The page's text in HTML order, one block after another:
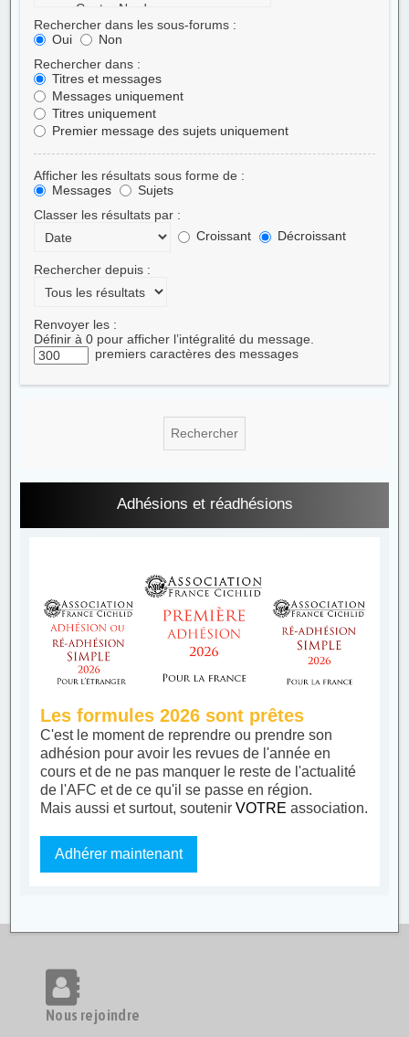
Rechercher dans les sous-forums :
Oui
Non
Rechercher dans :
Titres et messages
Messages uniquement
Titres uniquement
Premier message des sujets uniquement
Afficher les résultats sous forme de :
Messages
Sujets
Classer les résultats par :
Croissant
Décroissant
Rechercher depuis :
Renvoyer les :
Définir à 0 pour afficher l’intégralité du message.
premiers caractères des messages
Adhésions et réadhésions
Les formules 2026 sont prêtes
C'est le moment de reprendre ou prendre son
adhésion pour avoir les revues de l'année en
cours et de ne pas manquer le reste de l'actualité
de l'AFC et de ce qu'il se passe en région.
Mais aussi et surtout, soutenirVOTRE association.
Adhérer maintenant
Nous rejoindre